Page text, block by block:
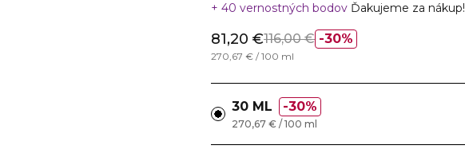
40 vernostných bodov Ďakujeme za nákup!
30%
81,20 €116,00 €
270,67 € / 100 ml
30 ML 30%
270,67 € / 100 ml